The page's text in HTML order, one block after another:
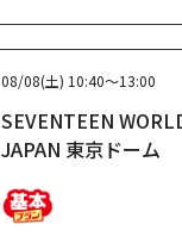
08/08(土) 10:40～13:00
SEVENTEEN
JAPAN 東京ドーム